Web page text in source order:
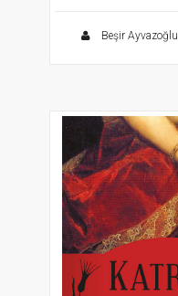
ateş romanı
Beşir Ayvazoğlu